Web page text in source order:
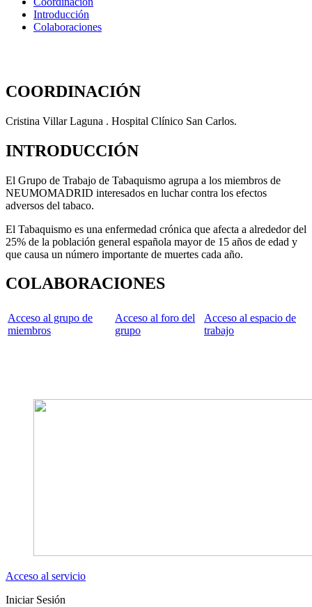
Introducción
Colaboraciones
COORDINACIÓN
Cristina Villar Laguna . Hospital Clínico San Carlos.
INTRODUCCIÓN
El Grupo de Trabajo de Tabaquismo agrupa a los miembros de
NEUMOMADRID interesados en luchar contra los efectos
adversos del tabaco.
El Tabaquismo es una enfermedad crónica que afecta a alrededor del
25% de la población general española mayor de 15 años de edad y
que causa un número importante de muertes cada año.
COLABORACIONES
Acceso al grupo de
miembros
Acceso al foro del
grupo
Acceso al espacio de
trabajo
Acceso al servicio
Iniciar Sesión